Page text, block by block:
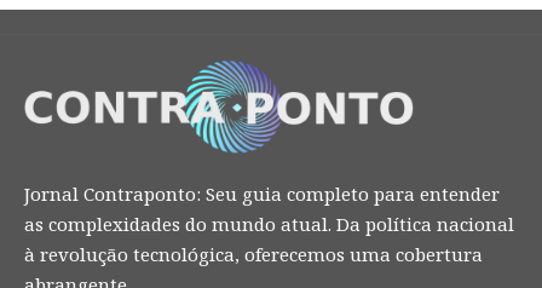
Jornal Contraponto: Seu guia completo para entender
as complexidades do mundo atual. Da política nacional
à revolução tecnológica, oferecemos uma cobertura